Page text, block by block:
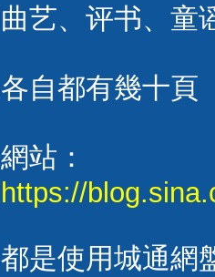
曲艺、评书、童
各自都有幾十頁
網站：
https://
都是使用城通網